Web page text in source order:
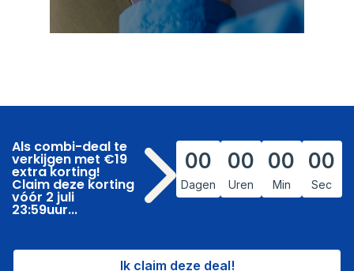
Als combi-deal te
verkijgen met €19
extra korting!
Claim deze korting
vóór 2 juli
23:59uur...
00
Dagen
00
Uren
00
Min
00
Sec
Ik claim deze deal!